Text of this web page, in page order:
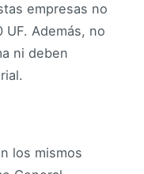
empresas no
Además, no
ni deben
los mismos